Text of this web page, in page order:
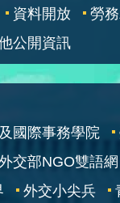
資料開放
勞
公開資訊
國際事務學院
交部NGO雙語網
外交小尖兵